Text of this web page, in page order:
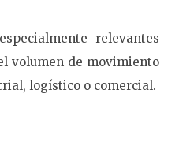
relevantes
volumen de movimiento
logístico o comercial.